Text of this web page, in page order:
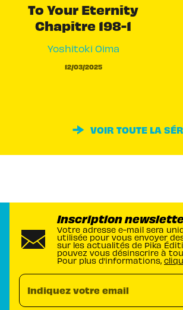
To Your Eternity
Chapitre 198-1
Yoshitoki Oima
12/03/2025
VOIR TOUTE LA
Inscription
Votre adresse e-mail sera
utilisée pour vous envoyer
sur les actualités de Pika
pouvez vous désinscrire à
Pour plus d’informations,
Indiquez votre email